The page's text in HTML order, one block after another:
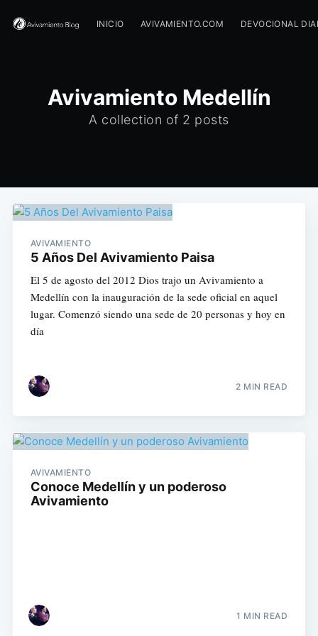
INICIO AVIVAMIENTO.COM DEVOCIONAL
Avivamiento Medellín
A collection of 2 posts
AVIVAMIENTO
5 Años Del Avivamiento Paisa
El 5 de agosto del 2012 Dios trajo un Avivamiento a
Medellín con la inauguración de la sede oficial en aquel
lugar. Comenzó siendo una sede de 20 personas y hoy en
día
2 MIN READ
AVIVAMIENTO
Conoce Medellín y un poderoso
Avivamiento
1 MIN READ